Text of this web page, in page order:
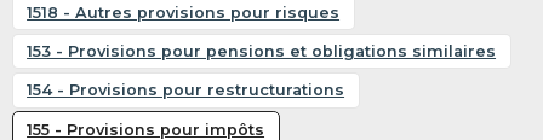
1518 - Autres provisions pour risques
153 - Provisions pour pensions et obligations similaires
154 - Provisions pour restructurations
155 - Provisions pour impôts